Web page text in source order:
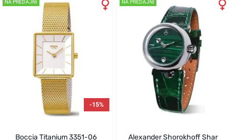
NA PREDAJNI
-15%
Boccia Titanium 3351-06
NA PREDAJNI
Alexander Shorokhoff Shar